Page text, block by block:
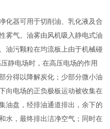
化器可用于切削油、乳化液及合
雾气。油雾由风机吸入静电式油
油污颗粒在均流板上由于机械碰
静电场时，在高压电场的作用
分得以降解炭化；少部分微小油
向电场的正负极板运动被收集在
油盘，经排油通道排出，余下的
水，最终排出洁净空气；同时在